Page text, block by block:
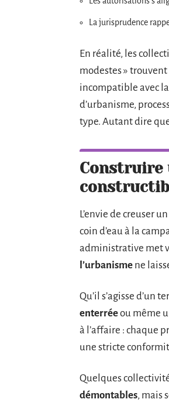
La jurisprudence
En réalité, les
modestes »
incompatible avec
d’urbanisme,
type. Autant dire
Construire
L’envie de creuser
coin d’eau à la
administrative met
l’urbanisme ne
Qu’il s’agisse d’un
enterréeou même
à l’affaire : chaque
une stricte
Quelques
démontables, mais